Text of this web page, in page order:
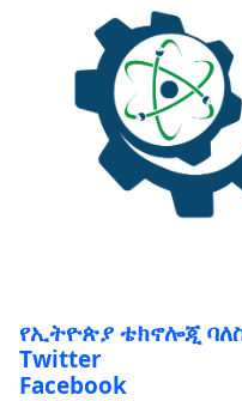
የኢትዮጵያ ቴክኖሎጂ
Twitter
Facebook